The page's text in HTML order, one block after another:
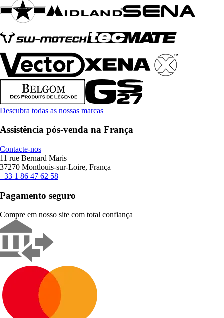
Descubra todas as nossas marcas
Assistência pós-venda na França
Contacte-nos
11 rue Bernard Maris
37270 Montlouis-sur-Loire, França
+33 1 86 47 62 58
Pagamento seguro
Compre em nosso site com total confiança